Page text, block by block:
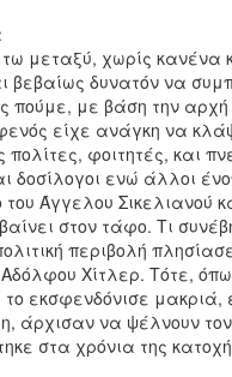
μεταξύ, χωρίς κανένα
βεβαίως δυνατόν να
πούμε, με βάση την
είχε ανάγκη να
φοιτητές, και
δοσίλογοι ενώ άλλοι
Άγγελου Σικελιανού
στον τάφο. Τι
περιβολή
Χίτλερ. Τότε,
εκσφενδόνισε μακριά,
άρχισαν να ψέλνουν
στα χρόνια της